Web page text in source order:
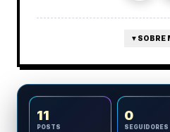
▼ SOBRE
11
POSTS
0
SEGUIDORES